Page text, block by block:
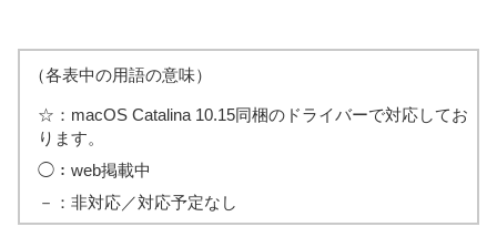
（各表中の用語の意味）
☆：macOS Catalina 10.15同梱のドライバーで対応してお
ります。
◯： web掲載中
－： 非対応／対応予定なし